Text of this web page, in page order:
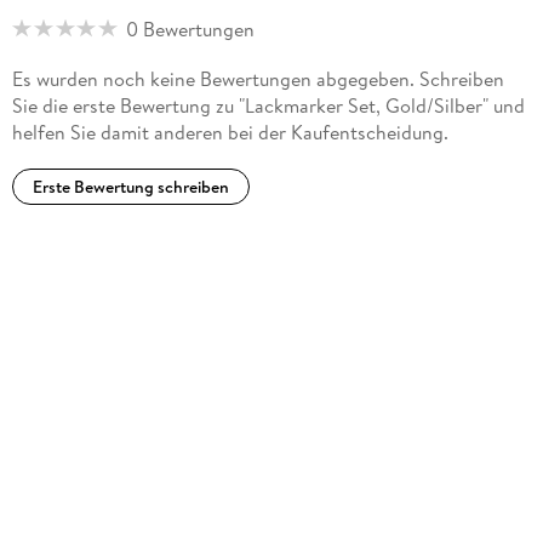
0 Bewertungen
Es wurden noch keine Bewertungen abgegeben. Schreiben
Sie die erste Bewertung zu "Lackmarker Set, Gold/Silber" und
helfen Sie damit anderen bei der Kaufentscheidung.
Erste Bewertung schreiben